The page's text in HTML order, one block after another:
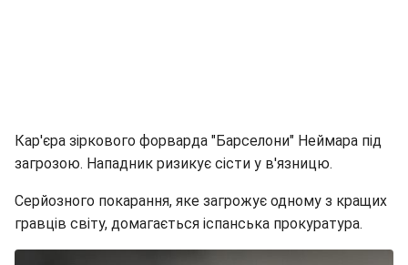
Кар'єра зіркового форварда "Барселони" Неймара під
загрозою. Нападник ризикує сісти у в'язницю.
Серйозного покарання, яке загрожує одному з кращих
гравців світу, домагається іспанська прокуратура.